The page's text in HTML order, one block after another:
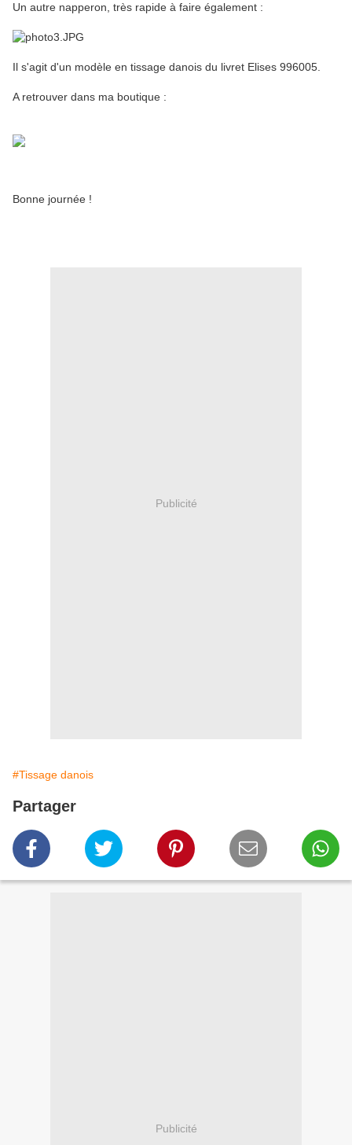
Un autre napperon, très rapide à faire également :
Il s'agit d'un modèle en tissage danois du livret Elises 996005.
A retrouver dans ma boutique :
Bonne journée !
Publicité
#Tissage danois
Partager
Publicité